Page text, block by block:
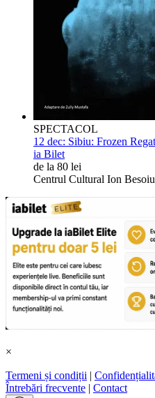
SPECTACOL
12 dec: Sibiu: Frozen
ia Bilet
de la 80 lei
Centrul Cultural Ion Besoiu
×
Termeni și condiții |
Întrebări frecvente | Contact